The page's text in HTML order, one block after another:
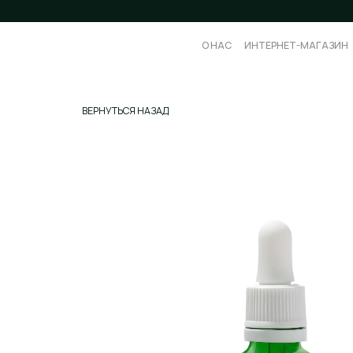
ИНТЕРНЕТ-МАГАЗИН
О НАС ИНТЕРНЕТ-МАГАЗИН
О НАС